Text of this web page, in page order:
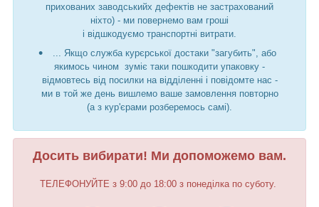
прихованих заводськийх дефектів не застрахований
ніхто) - ми повернемо вам гроші
і відшкодуємо транспортні витрати.
... Якщо служба курєрської достаки "загубить", або
якимось чином зуміє таки пошкодити упаковку -
відмовтесь від посилки на відділенні і повідомте нас -
ми в той же день вишлемо ваше замовлення повторно
(а з кур'єрами розберемось самі).
Досить вибирати! Ми допоможемо вам.
ТЕЛЕФОНУЙТЕ з 9:00 до 18:00 з понеділка по суботу.